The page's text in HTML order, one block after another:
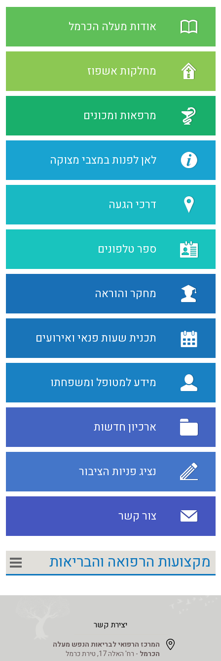
אודות מעלה הכרמל
מחלקות אשפוז
מרפאות ומכונים
לאן לפנות במצבי מצוקה
דרכי הגעה
ספר טלפונים
מחקר והוראה
תכנית שעות פנאי ואירועים
מידע למטופל ומשפחתו
ארכיון חדשות
נציג פניות הציבור
צור קשר
מקצועות הרפואה והבריאות
יצירת קשר
המרכז הרפואי לבריאות הנפש מעלה
הכרמל - רח' האלה 17, טירת כרמל